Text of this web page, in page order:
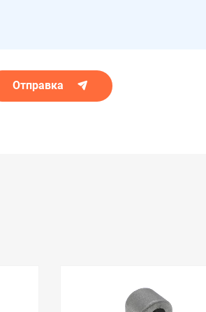
Отправка